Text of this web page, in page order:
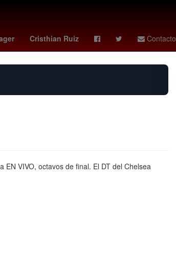
Cristhian Ruiz Contacto
VIVO, octavos de final. El DT del Chelsea